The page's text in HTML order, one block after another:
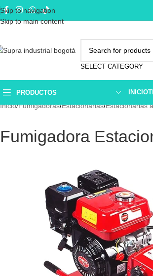
Skip to navigation
Skip to main content
SELECT CATEGORY
PRODUCTOS INICIO
Inicio Fumigadoras Estacionarias Estacionarias
Fumigadora